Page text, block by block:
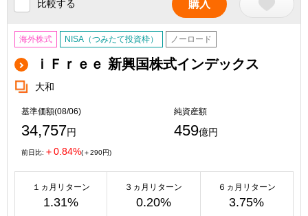
比較する 購入
海外株式 NISA（つみたて投資枠） ノーロード
ｉＦｒｅｅ 新興国株式インデックス
大和
基準価額(08/06)
34,757円
純資産額
459億円
前日比: ＋0.84%(＋290円)
１ヵ月リターン
1.31%
３ヵ月リターン
0.20%
６ヵ月リターン
3.75%